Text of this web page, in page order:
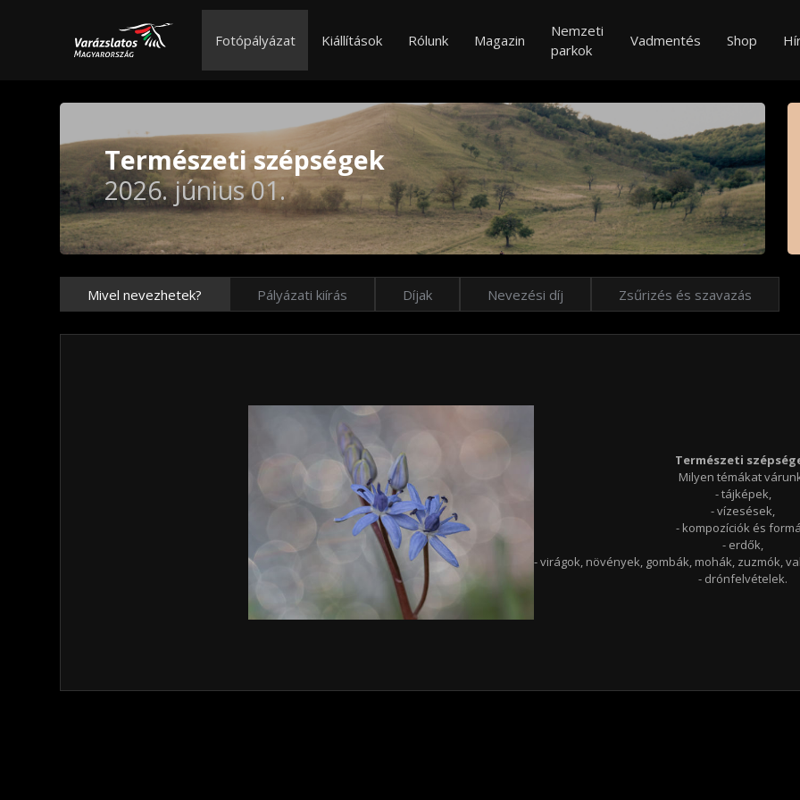
Fotópályázat Kiállítások Rólunk Magazin
Nemzeti
parkok
Vadmentés Shop
Természeti szépségek
2026. június 01.
Mivel nevezhetek? Pályázati kiírás Díjak Nevezési díj Zsűrizés és szavazás
Természeti
Milyen témákat
- tájképek,
- vízesések,
- kompozíciók és
- erdők,
- virágok, növények, gombák, mohák, zuzmók,
- drónfelvételek.